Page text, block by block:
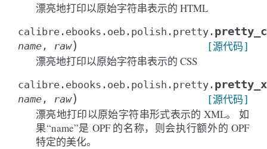
漂亮地打印以原始字符串表示的 HTML
calibre.ebooks.oeb.polish.pretty.
name , raw) [源代码]
漂亮地打印以原始字符串表示的 CSS
calibre.ebooks.oeb.polish.pretty.
name , raw) [源代码]
漂亮地打印以原始字符串形式表示的 XML。 如
果“name”是 OPF 的名称，则会执行额外的 OPF
特定的美化。